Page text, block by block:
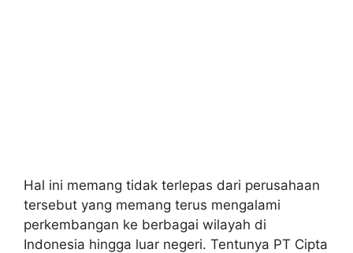
Hal ini memang tidak terlepas dari perusahaan
tersebut yang memang terus mengalami
perkembangan ke berbagai wilayah di
Indonesia hingga luar negeri. Tentunya PT Cipta